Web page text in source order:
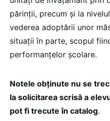
părinții, precum și la
vederea adoptării unor
situații în parte, scopul
performanțelor școlare.
Notele obținute nu se
la solicitarea scrisă a
pot fi trecute în catalog.